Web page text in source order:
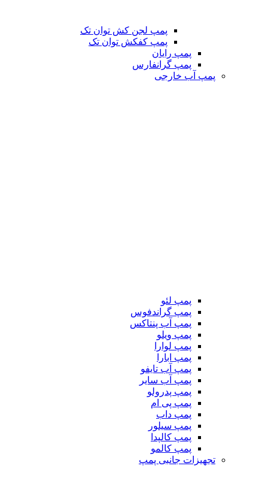
پمپ لجن کش توان تک
پمپ کفکش توان تک
پمپ رایان
پمپ گرانفارس
پمپ آب خارجی
پمپ لئو
پمپ گراندفوس
پمپ آب پنتاکس
پمپ ویلو
پمپ لوارا
پمپ ابارا
پمپ آب تایفو
پمپ آب سایر
پمپ پدرولو
پمپ پی ام
پمپ داب
پمپ سیلور
پمپ کالپدا
پمپ کالمو
تجهیزات جانبی پمپ